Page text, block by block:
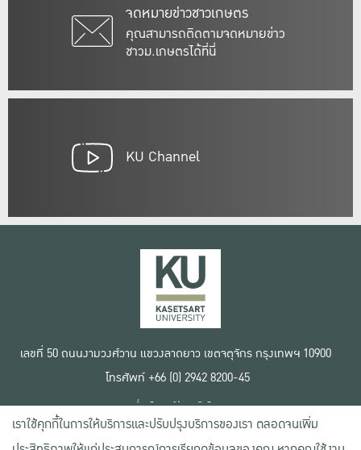
จดหมายข่าวชาวเกษตร
คุณสามารถติดตามจดหมายข่าว
ชาวม.เกษตรได้ที่นี่
KU Channel
เลขที่ 50 ถนนงามวงศ์วาน แขวงลาดยาว เขตจตุจักร กรุงเทพฯ 10900
โทรศัพท์ +66 (0) 2942 8200-45
เงื่อนไขการใช้งานเว็บไซต์
ข้อตกลงด้านสิทธิ์ใช้งาน
นโยบายความเป็นส่วนตัว
เราใช้คุกกี้ในการให้บริการและปรับปรุงบริการของเรา ตลอดจนเพิ่ม